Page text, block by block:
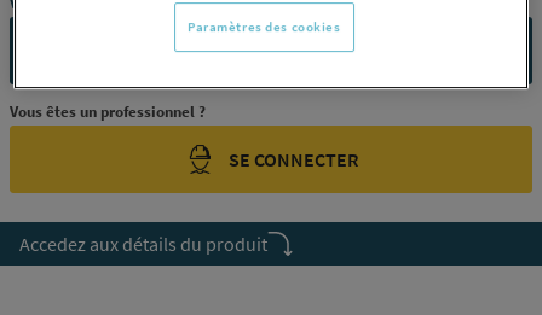
CONTACTEZ-NOUS
Vous êtes un professionnel ?
SE CONNECTER
Accedez aux détails du produit
Paramètres des cookies